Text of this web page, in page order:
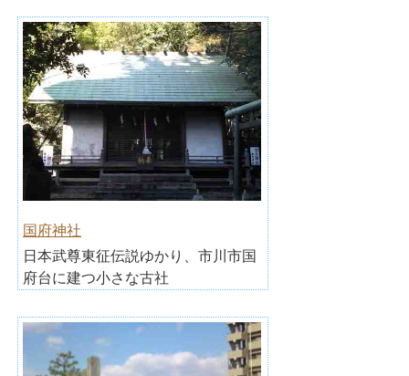
国府神社
日本武尊東征伝説ゆかり、市川市国
府台に建つ小さな古社